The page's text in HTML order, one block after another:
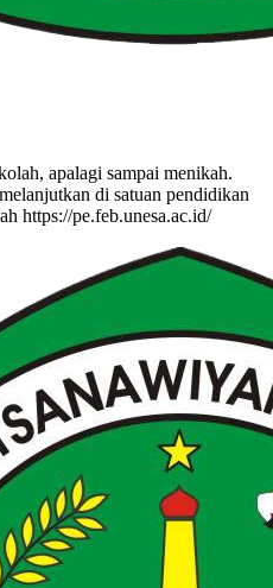
apalagi sampai menikah.
di satuan pendidikan
https://pe.feb.unesa.ac.id/